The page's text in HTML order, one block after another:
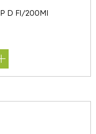
D Fl/200Ml